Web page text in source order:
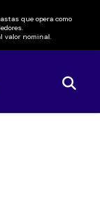
que opera como
valor nominal.